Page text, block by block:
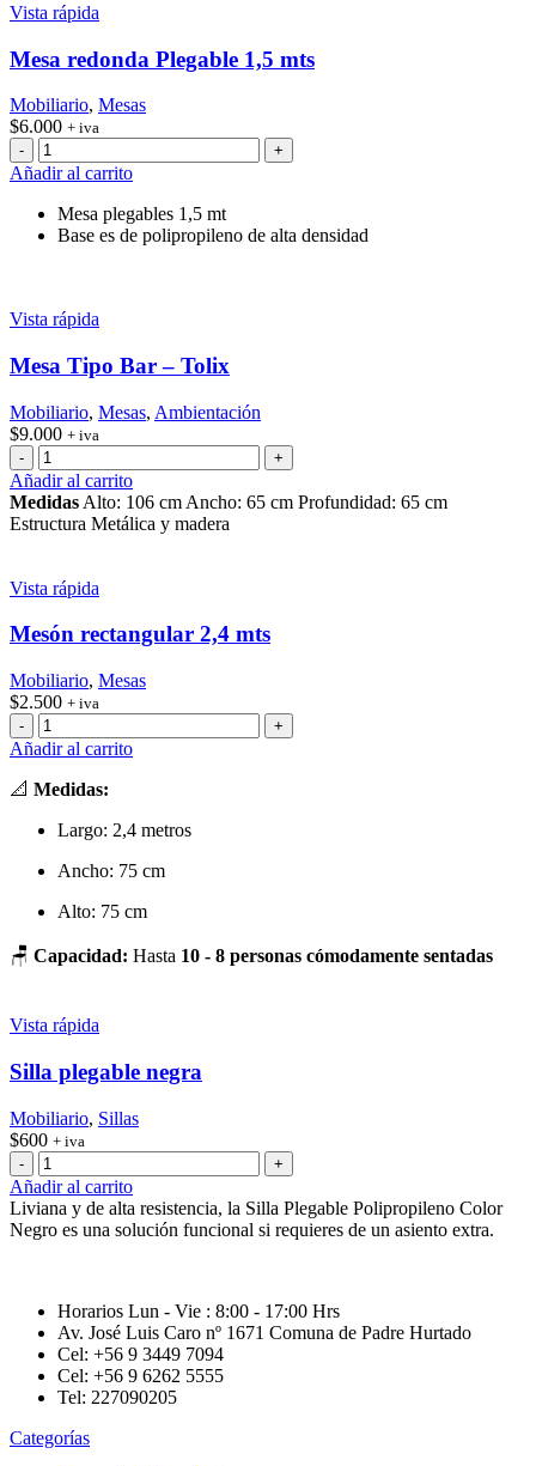
Vista rápida
Mesa redonda Plegable 1,5 mts
Mobiliario, Mesas
$6.000 + iva
Mesa
redonda
1,5
mts
Añadir al carrito
Mesa plegables 1,5 mt
Base es de polipropileno de alta densidad
Vista rápida
Mesa Tipo Bar – Tolix
Mobiliario, Mesas, Ambientación
$9.000 + iva
Mesa
Tipo
Bar
-
Añadir al carrito
Medidas Alto: 106 cm Ancho: 65 cm Profundidad: 65 cm
Estructura Metálica y madera
Vista rápida
Mesón rectangular 2,4 mts
Mobiliario, Mesas
$2.500 + iva
Mesón
rectangular
mts
Añadir al carrito
📐 Medidas:
Largo: 2,4 metros
Ancho: 75 cm
Alto: 75 cm
🪑 Capacidad: Hasta 10 - 8 personas cómodamente sentadas
Vista rápida
Silla plegable negra
Mobiliario, Sillas
$600 + iva
Silla
plegable
negra
cantidad
Añadir al carrito
Liviana y de alta resistencia, la Silla Plegable Polipropileno Color
Negro es una solución funcional si requieres de un asiento extra.
Horarios Lun - Vie : 8:00 - 17:00 Hrs
Av. José Luis Caro nº 1671 Comuna de Padre Hurtado
Cel: +56 9 3449 7094
Cel: +56 9 6262 5555
Tel: 227090205
Categorías